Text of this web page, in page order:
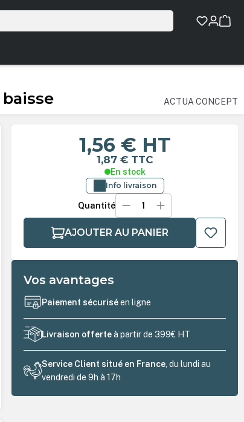
baisse ACTUA CONCEPT
1,56 € HT
1,87 € TTC
En stock
Info livraison
Quantité
AJOUTER AU PANIER
Vos avantages
Paiement sécuriséen ligne
Livraison offerteà partir de 399€ HT
Service Client situé en France , du lundi au
vendredi de 9h à 17h